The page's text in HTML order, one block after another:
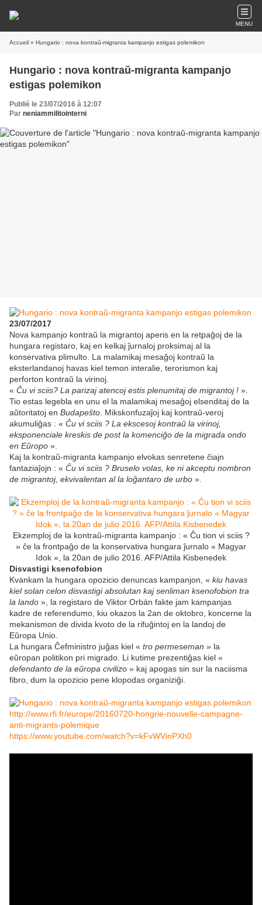
MENU
Accueil » Hungario : nova kontraŭ-migranta kampanjo estigas polemikon
Hungario : nova kontraŭ-migranta kampanjo
estigas polemikon
Publié le 23/07/2016 à 12:07
Par neniammilitointerni
23/07/2017
Nova kampanjo kontraŭ la migrantoj aperis en la retpaĝoj de la
hungara registaro, kaj en kelkaj ĵurnaloj proksimaj al la
konservativa plimulto. La malamikaj mesaĝoj kontraŭ la
eksterlandanoj havas kiel temon interalie, terorismon kaj
perforton kontraŭ la virinoj.
« Ĉu vi sciis? La parizaj atencoj estis plenumitaj de migrantoj ! ».
Tio estas legebla en unu el la malamikaj mesaĝoj elsenditaj de la
aŭtoritatoj en Budapeŝto . Mikskonfuzaĵoj kaj kontraŭ-veroj
akumuliĝas : « Ĉu vi sciis ? La ekscesoj kontraŭ la virinoj,
eksponenciale kreskis de post la komenciĝo de la migrada ondo
en Eŭropo ».
Kaj la kontraŭ-migranta kampanjo elvokas senretene ĉiajn
fantaziaĵojn : « Ĉu vi sciis ? Bruselo volas, ke ni akceptu nombron
de migrantoj, ekvivalentan al la loĝantaro de urbo ».
Ekzemploj de la kontraŭ-migranta kampanjo : « Ĉu tion vi sciis ?
» ĉe la frontpaĝo de la konservativa hungara ĵurnalo « Magyar
Idok », la 20an de julio 2016. AFP/Attila Kisbenedek
Disvastigi ksenofobion
Kvankam la hungara opozicio denuncas kampanjon, « kiu havas
kiel solan celon disvastigi absolutan kaj senliman ksenofobion tra
la lando », la registaro de Viktor Orbán fakte jam kampanjas
kadre de referendumo, kiu okazos la 2an de oktobro, koncerne la
mekanismon de divida kvoto de la rifuĝintoj en la landoj de
Eŭropa Unio.
La hungara Ĉefministro juĝas kiel « tro permeseman » la
eŭropan politikon pri migrado. Li kutime prezentiĝas kiel «
defendanto de la eŭropa civilizo » kaj apogas sin sur la naciisma
fibro, dum la opozicio pene klopodas organiziĝi.
http://www.rfi.fr/europe/20160720-hongrie-nouvelle-campagne-
anti-migrants-polemique
https://www.youtube.com/watch?v=kFvWVinPXh0